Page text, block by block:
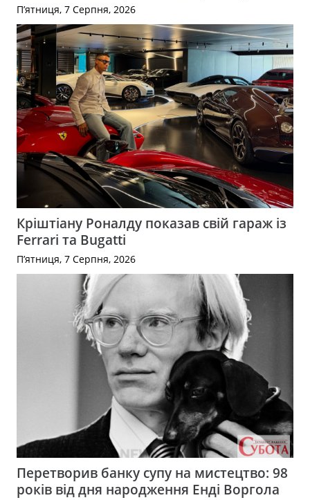
П’ятниця, 7 Серпня, 2026
Кріштіану Роналду показав свій гараж із
Ferrari та Bugatti
П’ятниця, 7 Серпня, 2026
Перетворив банку супу на мистецтво: 98
років від дня народження Енді Воргола